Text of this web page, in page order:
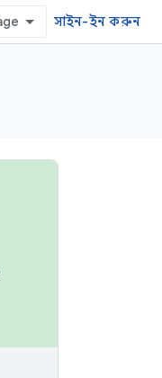
সাইন-ইন করুন